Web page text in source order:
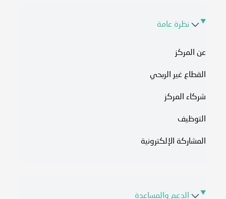
نظرة عامة
عن المركز
القطاع غير الربحي
شركاء المركز
التوظيف
المشاركة الإلكترونية
الدعم والمساعدة